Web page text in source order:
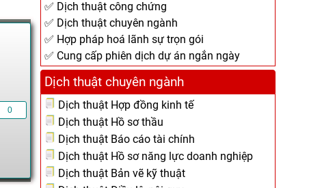
✅ Dịch thuật công chứng
✅ Dịch thuật chuyên ngành
✅ Hợp pháp hoá lãnh sự trọn gói
✅ Cung cấp phiên dịch dự án ngắn ngày
Dịch thuật chuyên ngành
Dịch thuật Hợp đồng kinh tế
Dịch thuật Hồ sơ thầu
Dịch thuật Báo cáo tài chính
Dịch thuật Hồ sơ năng lực doanh nghiệp
Dịch thuật Bản vẽ kỹ thuật